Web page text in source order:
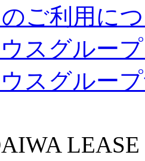
ご利用に
スグルー
スグルー